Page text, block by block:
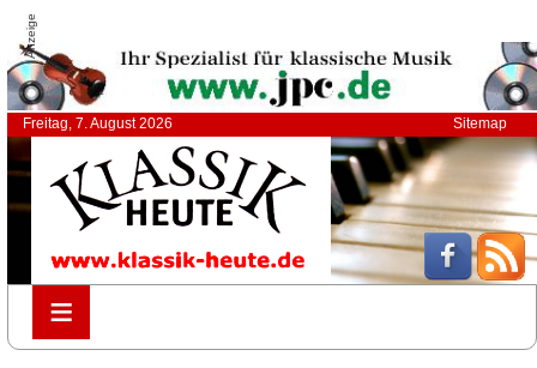
Anzeige
Freitag, 7. August 2026 Sitemap
≡
≡